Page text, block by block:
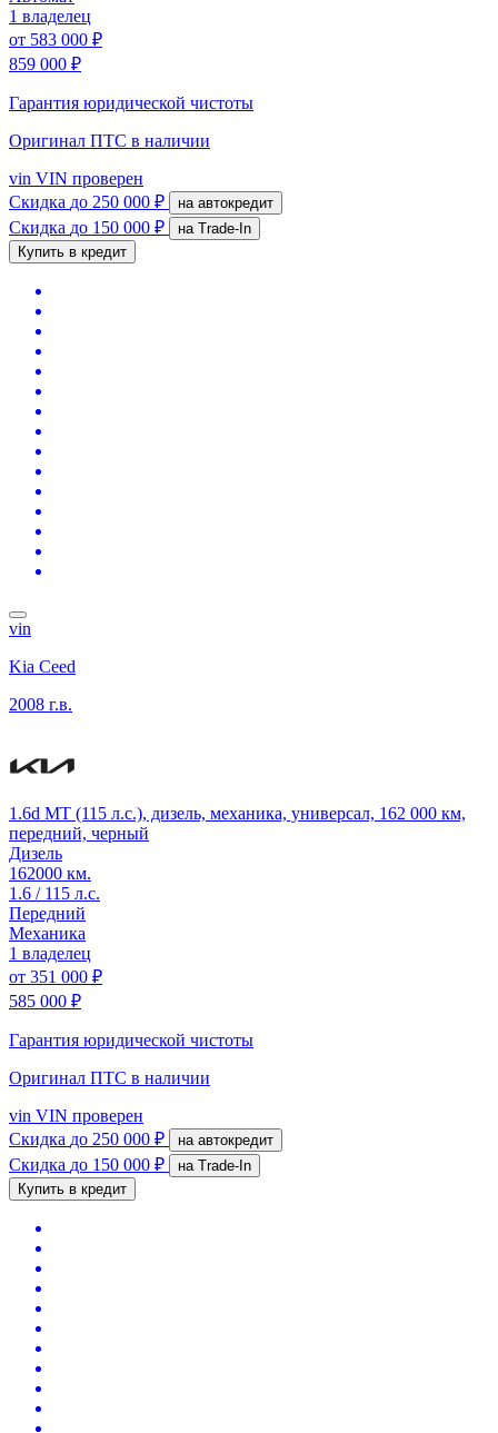
1 владелец
от 583 000 ₽
859 000 ₽
Гарантия юридической чистоты
Оригинал ПТС в наличии
vin VIN проверен
Скидка до 250 000 ₽ на автокредит
Скидка до 150 000 ₽
на Trade-In
Купить в кредит
vin
Kia Ceed
2008 г.в.
1.6d MT (115 л.с.), дизель, механика, универсал, 162 000 км,
передний, черный
Дизель
162000 км.
1.6 / 115 л.с.
Передний
Механика
1 владелец
от 351 000 ₽
585 000 ₽
Гарантия юридической чистоты
Оригинал ПТС в наличии
vin VIN проверен
Скидка до 250 000 ₽ на автокредит
Скидка до 150 000 ₽
на Trade-In
Купить в кредит